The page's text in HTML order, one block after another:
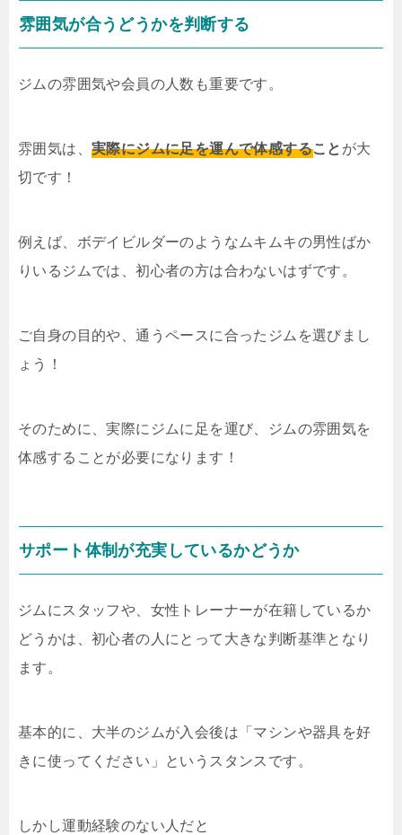
雰囲気が合うどうかを判断する
ジムの雰囲気や会員の人数も重要です。
雰囲気は、 実際にジムに足を運んで体感すること が大
切です！
例えば、ボデイビルダーのようなムキムキの男性ばか
りいるジムでは、初心者の方は合わないはずです。
ご自身の目的や、通うペースに合ったジムを選びまし
ょう！
そのために、実際にジムに足を運び、ジムの雰囲気を
体感することが必要になります！
サポート体制が充実しているかどうか
ジムにスタッフや、女性トレーナーが在籍しているか
どうかは、初心者の人にとって大きな判断基準となり
ます。
基本的に、大半のジムが入会後は「マシンや器具を好
きに使ってください」というスタンスです。
しかし運動経験のない人だと